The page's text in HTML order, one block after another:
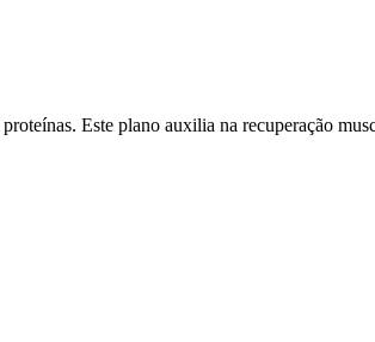
Este plano auxilia na recuperação